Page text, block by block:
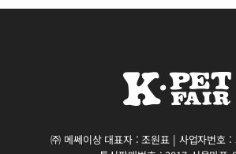
㈜ 메쎄이상 대표자 : 조원표 | 사업자번호